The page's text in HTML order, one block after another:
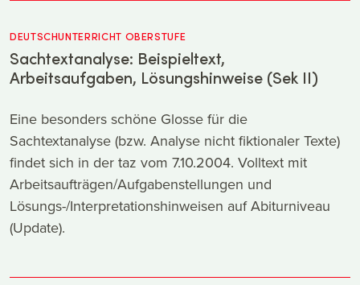
DEUTSCHUNTERRICHT OBERSTUFE
Sachtextanalyse: Beispieltext,
Arbeitsaufgaben, Lösungshinweise (Sek II)
Eine besonders schöne Glosse für die
Sachtextanalyse (bzw. Analyse nicht fiktionaler Texte)
findet sich in der taz vom 7.10.2004. Volltext mit
Arbeitsaufträgen/Aufgabenstellungen und
Lösungs-/Interpretationshinweisen auf Abiturniveau
(Update).